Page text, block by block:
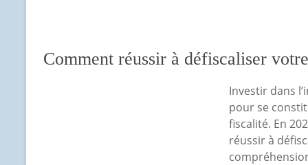
Comment réussir à défiscaliser
Investir dans
pour se
fiscalité. En
réussir à